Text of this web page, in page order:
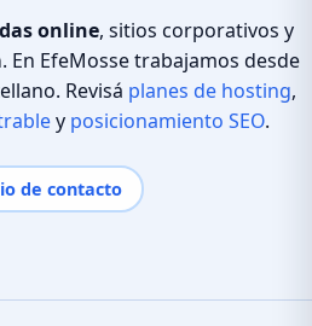
online, sitios corporativos y
. En EfeMosse trabajamos desde
Revisá planes de hosting,
y posicionamiento SEO.
de contacto